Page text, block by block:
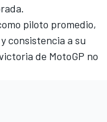
piloto promedio,
consistencia a su
de MotoGP no